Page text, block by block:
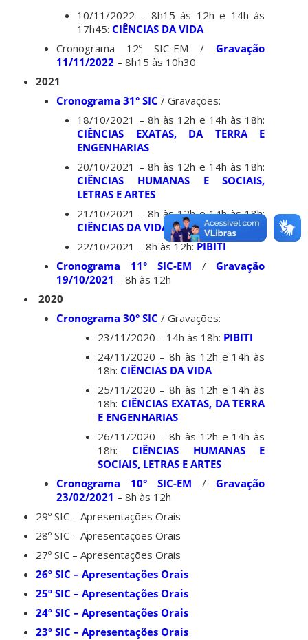
10/11/2022 – 8h15 às 12h e 14h às
17h45:CIÊNCIAS DA VIDA
Cronograma 12º SIC-EM /Gravação
11/11/2022 – 8h15 às 10h30
2021
Cronograma 31° SIC / Gravações:
18/10/2021 – 8h às 12h e 14h às 18h:
CIÊNCIAS EXATAS, DA TERRA E
ENGENHARIAS
20/10/2021 – 8h às 12h e 14h às 18h:
CIÊNCIAS HUMANAS E SOCIAIS,
LETRAS E ARTES
21/10/2021 – 8h às 12h e 14h às 18h:
CIÊNCIAS DA VIDA
22/10/2021 – 8h às 12h:PIBITI
Cronograma 11° SIC-EM /Gravação
19/10/2021 – 8h às 12h
2020
Cronograma 30° SIC / Gravações:
23/11/2020 – 14h às 18h: PIBITI
24/11/2020 – 8h às 12h e 14h às
18h:CIÊNCIAS DA VIDA
25/11/2020 – 8h às 12h e 14h às
18h:CIÊNCIAS EXATAS, DA TERRA
E ENGENHARIAS
26/11/2020 – 8h às 12h e 14h às
18h:CIÊNCIAS HUMANAS E
SOCIAIS, LETRAS E ARTES
Cronograma 10° SIC-EM /Gravação
23/02/2021 – 8h às 12h
29º SIC – Apresentações Orais
28º SIC – Apresentações Orais
27º SIC – Apresentações Orais
26º SIC – Apresentações Orais
25º SIC – Apresentações Orais
24º SIC – Apresentações Orais
23º SIC – Apresentações Orais